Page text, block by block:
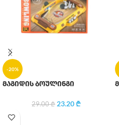
-20%
მაგიდის ბოულინგი
29.00₾ 23.20₾